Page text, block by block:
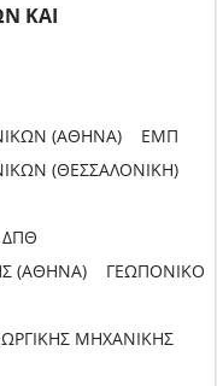
ΚΑΙ
(ΑΘΗΝΑ) ΕΜΠ
(ΘΕΣΣΑΛΟΝΙΚΗ)
ΔΠΘ
(ΑΘΗΝΑ) ΓΕΩΠΟΝΙΚΟ
ΜΗΧΑΝΙΚΗΣ